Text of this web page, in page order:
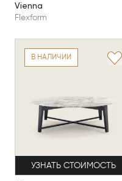
Vienna
Flexform
В НАЛИЧИИ
УЗНАТЬ СТОИМОСТЬ